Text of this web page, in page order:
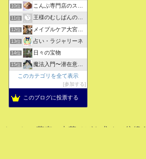
10位 こんぶ専門店のスタッフ日記
11位 王様のむしぱんのブログ
12位 メイプルケア大宮デイサービス
13位 占い・ラジャリーネ
14位 日々の宝物
15位
魔法入門〜潜在意識〜真を見抜く秘法〜
このカテゴリを全て表示
参加する
このブログに投票する
おいしい蕎麦、中華そばを求めて彷徨